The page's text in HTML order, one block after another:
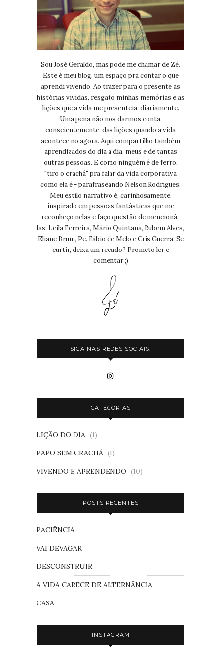
Sou José Geraldo, mas pode me chamar de Zé.
Este é meu blog, um espaço pra contar o que
aprendi vivendo. Ao trazer para o presente as
histórias vividas, resgato minhas memórias e as
lições que a vida me presenteia, diariamente.
Uma pena não nos darmos conta,
conscientemente, das lições quando a vida
acontece no agora. Aqui compartilho também
aprendizados do dia a dia, meus e de tantas
outras pessoas. E como ninguém é de ferro,
"tiro o crachá" pra falar da vida corporativa
como ela é - parafraseando Nelson Rodrigues.
Meu estilo narrativo é, carinhosamente,
inspirado em pessoas fantásticas que me
reconheço nelas e faço questão de mencioná-
las: Leila Ferreira, Mário Quintana, Rubem Alves,
Eliane Brum, Pe. Fábio de Melo e Cris Guerra. Se
curtir, deixa um recado? Prometo ler e
comentar ;)
SIGA NAS REDES SOCIAIS:
CATEGORIAS
LIÇÃO DO DIA (1)
PAPO SEM CRACHÁ (1)
VIVENDO E APRENDENDO (10)
POSTS RECENTES
PACIÊNCIA
VAI DEVAGAR
DESCONSTRUIR
A VIDA CARECE DE ALTERNÂNCIA
CASA
INSTAGRAM